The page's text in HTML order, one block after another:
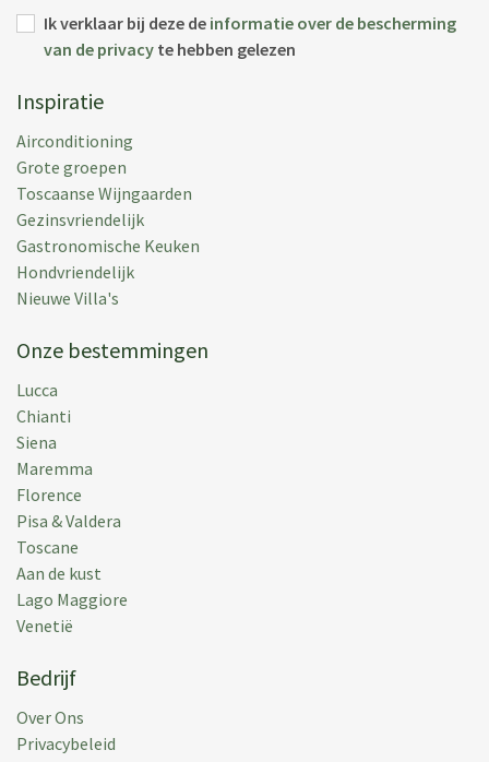
countryside, the wine cellars (good wine produced on
estate!) the views... we were so excited!
Geplaats:
Vakantieperiode:
G G. (Uk)
Very relaxing holiday with a rural Tuscan atmosphere
Geplaats: 10 okt 2015
F F.(
grounds. Large swimming pool, overlooking the
valley vineyards.
Geplaats:
Ik verklaar bij deze de informatie over de bescherming
van de privacy te hebben gelezen
Inspiratie
Airconditioning
Grote groepen
Toscaanse Wijngaarden
Gezinsvriendelijk
Gastronomische Keuken
Hondvriendelijk
Nieuwe Villa's
Onze bestemmingen
Lucca
Chianti
Siena
Maremma
Florence
Pisa & Valdera
Toscane
Aan de kust
Lago Maggiore
Venetië
Bedrijf
Over Ons
Privacybeleid